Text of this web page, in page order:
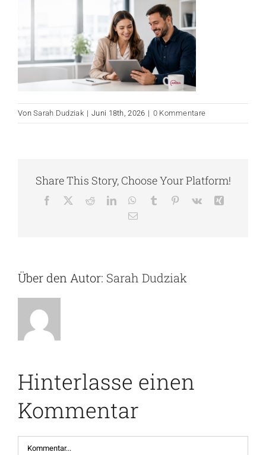
VonSarah Dudziak | Juni 18th, 2026 | 0 Kommentare
Share This Story, Choose Your Platform!
Facebook RedditLinkedInWhatsApp
Tumblr Pinterest
Vk
E-
Über den Autor: Sarah Dudziak
Hinterlasse einen
Kommentar
Kommentar